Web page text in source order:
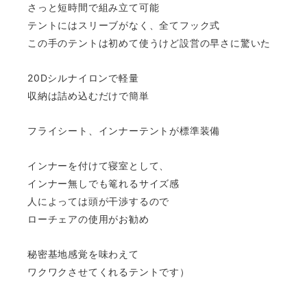
さっと短時間で組み立て可能
テントにはスリーブがなく、全てフック式
この手のテントは初めて使うけど設営の早さに驚いた
20Dシルナイロンで軽量
収納は詰め込むだけで簡単
フライシート、インナーテントが標準装備
インナーを付けて寝室として、
インナー無しでも篭れるサイズ感
人によっては頭が干渉するので
ローチェアの使用がお勧め
秘密基地感覚を味わえて
ワクワクさせてくれるテントです）